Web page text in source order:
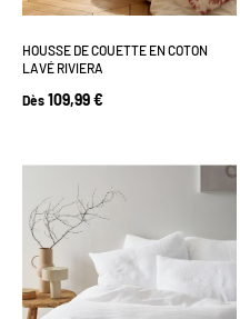
HOUSSE DE COUETTE EN COTON
LAVÉ RIVIERA
Dès 109,99 €